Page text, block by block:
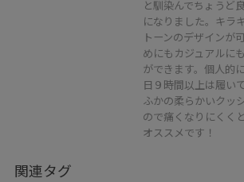
と馴染んでちょうど
になりました。キラ
トーンのデザインが
めにもカジュアルに
ができます。個人的
日９時間以上は履い
ふかの柔らかいクッ
ので痛くなりにくく
オススメです！
関連タグ